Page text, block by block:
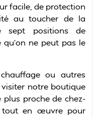
facile, de protection
au toucher de la
sept positions de
ne peut pas le
chauffageou autres
visiter notre boutique
proche de chez-
tout en œuvre pour